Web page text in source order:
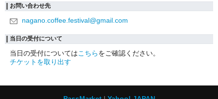
お問い合わせ先
nagano.coffee.festival@gmail.com
当日の受付について
当日の受付についてはこちらをご確認ください。
チケットを取り出す